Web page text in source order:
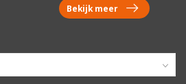
Bekijk meer